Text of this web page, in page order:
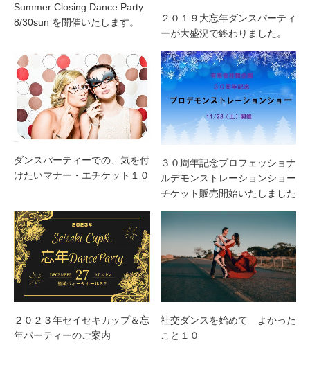
Summer Closing Dance Party
8/30sun を開催いたします。
２０１９大忘年ダンスパーティ
ーが大盛況で終わりました。
ダンスパーティーでの、気を付
けたいマナー・エチケット１０
３０周年記念プロフェッショナ
ルデモンストレーションショー
チケット販売開始いたしました
２０２３年セイセキカップ＆忘
年パーティーのご案内
社交ダンスを始めて よかった
こと１０